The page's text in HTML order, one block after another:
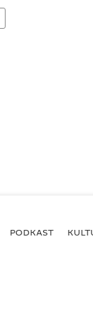
PODKAST